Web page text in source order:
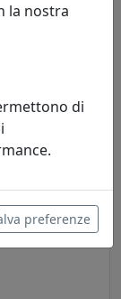
la nostra
di
preferenze